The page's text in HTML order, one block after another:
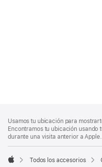
a
pie
de
página
al
pie
Usamos tu ubicación para
Encontramos tu ubicación usando
durante una visita anterior a Apple.
Todos los accesorios